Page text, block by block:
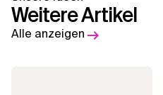
Weitere Artikel
Alle anzeigen